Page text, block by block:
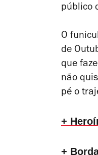
público
O
de
que
não
pé o
+
+